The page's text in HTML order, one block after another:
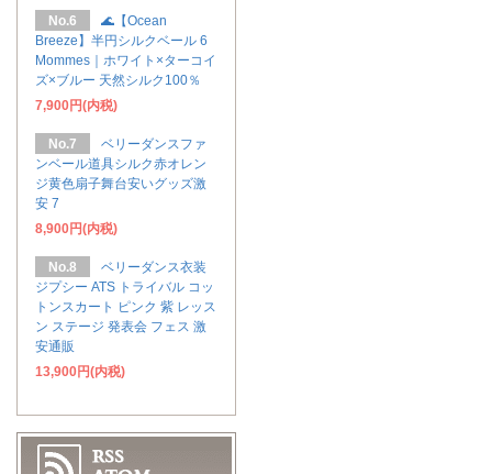
No.6
🌊【Ocean
Breeze】半円シルクベール 6
Mommes｜ホワイト×ターコイ
ズ×ブルー 天然シルク100％
7,900円(内税)
No.7
ベリーダンスファ
ンベール道具シルク赤オレン
ジ黄色扇子舞台安いグッズ激
安 7
8,900円(内税)
No.8
ベリーダンス衣装
ジプシー ATS トライバル コッ
トンスカート ピンク 紫 レッス
ン ステージ 発表会 フェス 激
安通販
13,900円(内税)